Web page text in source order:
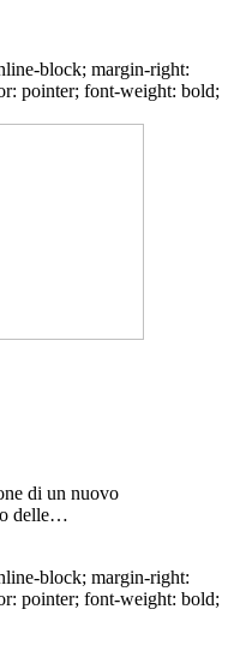
block; margin-right:
pointer; font-weight: bold;
di un nuovo
delle…
block; margin-right:
pointer; font-weight: bold;